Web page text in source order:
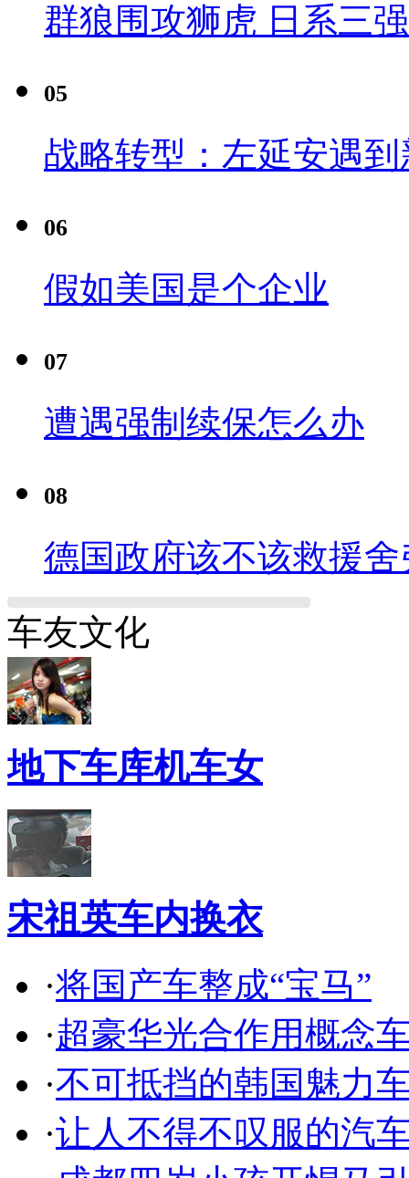
群狼围攻狮虎 日系三
05
战略转型：左延安遇
06
假如美国是个企业
07
遭遇强制续保怎么办
08
德国政府该不该救援舍
车友文化
地下车库机车女
宋祖英车内换衣
·将国产车整成“宝马”
·超豪华光合作用概念
·不可抵挡的韩国魅力
·让人不得不叹服的汽